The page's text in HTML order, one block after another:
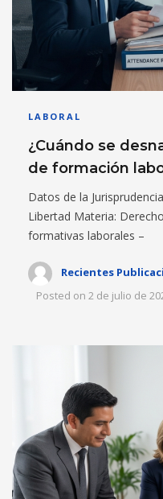
LABORAL
¿Cuándo se
de formación
Datos de la
Libertad Materia:
formativas laborales –
Recientes
Posted on 2 de julio de